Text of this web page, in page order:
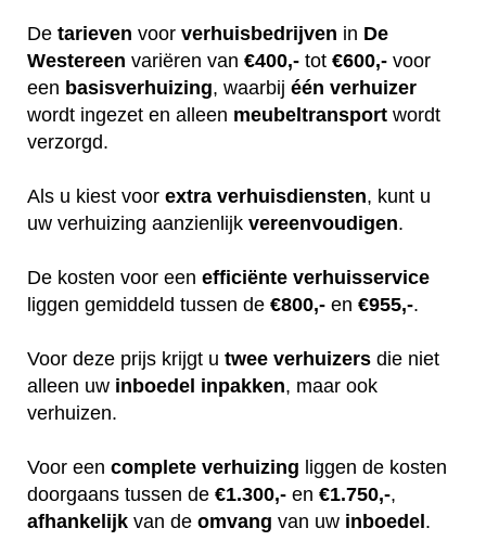
De tarieven voor verhuisbedrijven in De
Westereen variëren van €400,- tot €600,- voor
een basisverhuizing, waarbij één verhuizer
wordt ingezet en alleen meubeltransport wordt
verzorgd.
Als u kiest voor extra verhuisdiensten, kunt u
uw verhuizing aanzienlijk vereenvoudigen.
De kosten voor een efficiënte verhuisservice
liggen gemiddeld tussen de €800,- en €955,-.
Voor deze prijs krijgt u twee verhuizers die niet
alleen uw inboedel inpakken, maar ook
verhuizen.
Voor een complete verhuizing liggen de kosten
doorgaans tussen de €1.300,- en €1.750,-,
afhankelijk van de omvang van uw inboedel .